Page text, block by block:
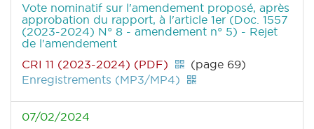
Vote nominatif sur l'amendement proposé, après
approbation du rapport, à l'article 1er (Doc. 1557
(2023-2024) N° 8 - amendement n° 5) - Rejet
de l'amendement
CRI 11 (2023-2024) (PDF)
(page 69)
Enregistrements (MP3/MP4)
07/02/2024